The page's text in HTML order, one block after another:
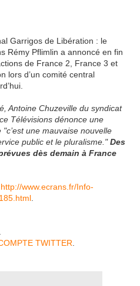
Garrigos de Libération : le
Rémy Pflimlin a annoncé en fin
de France 2, France 3 et
lors d’un comité central
Antoine Chuzeville du syndicat
Télévisions dénonce une
une mauvaise nouvelle
public et le pluralisme."Des
dès demain à France
http://www.ecrans.fr/Info-
TWITTER